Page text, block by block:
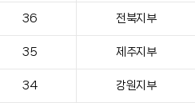
36 전북지부
35 제주지부
34 강원지부